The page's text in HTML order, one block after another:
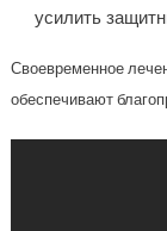
усилить
Своевременное
обеспечивают